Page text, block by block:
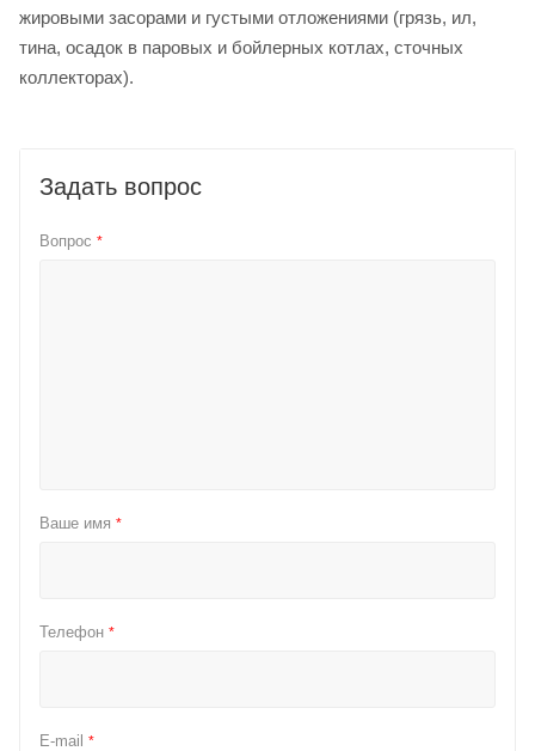
жировыми засорами и густыми отложениями (грязь, ил,
тина, осадок в паровых и бойлерных котлах, сточных
коллекторах).
Задать вопрос
Вопрос *
Ваше имя *
Телефон *
E-mail *